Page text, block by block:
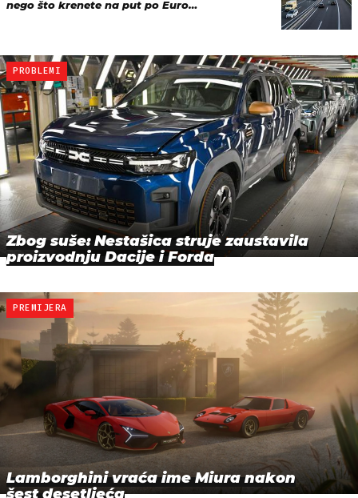
nego što krenete na put po Euro…
PROBLEMI
Zbog suše: Nestašica struje zaustavila
proizvodnju Dacije i Forda
PREMIJERA
Lamborghini vraća ime Miura nakon
šest desetljeća